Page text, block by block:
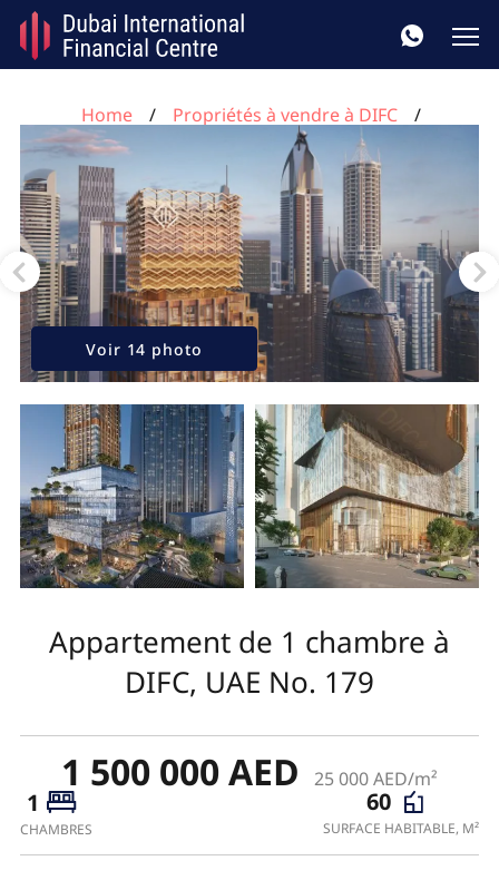
Home
Propriétés à vendre à DIFC
Appartement de 1 chambre à DIFC, UAE No. 179
Voir 14 photo
Appartement de 1 chambre à
DIFC, UAE No. 179
1 500 000 AED 25 000 AED/m²
1
CHAMBRES
60
SURFACE HABITABLE, M²